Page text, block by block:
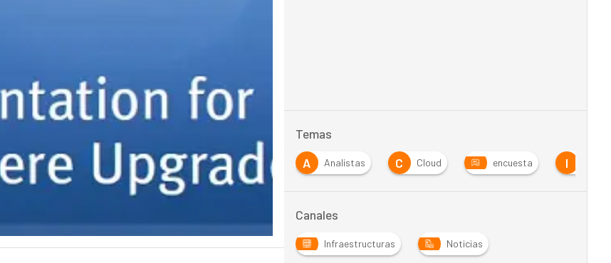
Temas
A
Almacenamiento A Analistas C Cloud encuesta I
Canales
Infraestructuras Noticias